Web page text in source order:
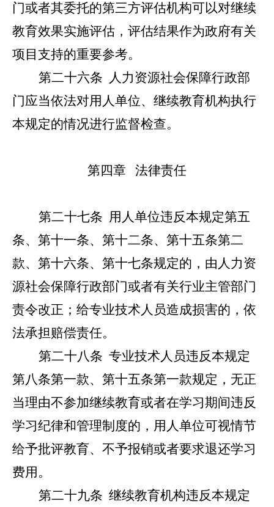
门或者其委托的第三方评估机构可以对继续
教育效果实施评估，评估结果作为政府有关
项目支持的重要参考。
第二十六条 人力资源社会保障行政部
门应当依法对用人单位、继续教育机构执行
本规定的情况进行监督检查。
第四章 法律责任
第二十七条 用人单位违反本规定第五
条、第十一条、第十二条、第十五条第二
款、第十六条、第十七条规定的，由人力资
源社会保障行政部门或者有关行业主管部门
责令改正；给专业技术人员造成损害的，依
法承担赔偿责任。
第二十八条 专业技术人员违反本规定
第八条第一款、第十五条第一款规定，无正
当理由不参加继续教育或者在学习期间违反
学习纪律和管理制度的，用人单位可视情节
给予批评教育、不予报销或者要求退还学习
费用。
第二十九条 继续教育机构违反本规定